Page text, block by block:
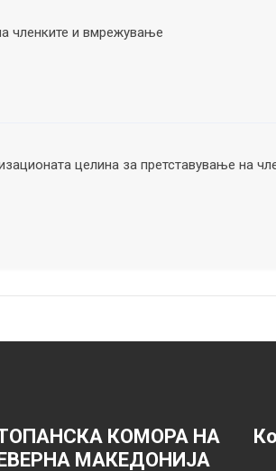
членките и вмрежување
целина за претставување на
КОМОРА НА
МАКЕДОНИЈА